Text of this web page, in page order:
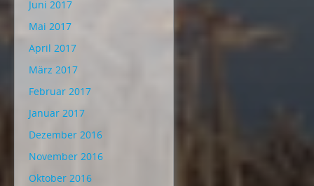
Juni 2017
Mai 2017
April 2017
März 2017
Februar 2017
Januar 2017
Dezember 2016
November 2016
Oktober 2016